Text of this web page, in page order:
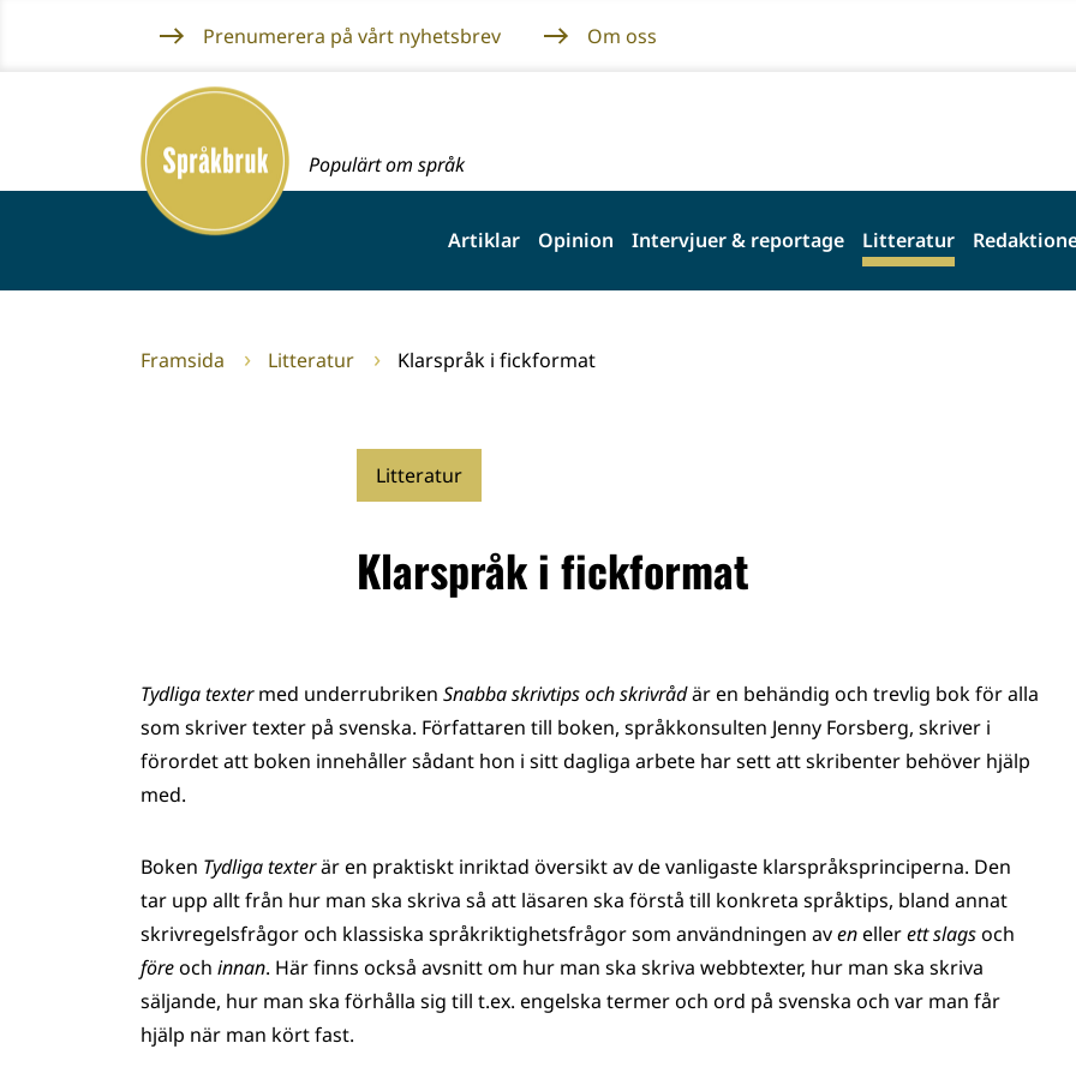
innehållet
Prenumerera på vårt nyhetsbrev Om oss
Framsida
Populärt om språk
Artiklar Opinion Intervjuer & reportage Litteratur
Framsida Litteratur Klarspråk i fickformat
Litteratur
Klarspråk i fickformat
Tydliga textermed underrubriken Snabba skrivtips och skrivrådär en behändig och trevlig bok för alla
som skriver texter på svenska. Författaren till boken, språkkonsulten Jenny Forsberg, skriver i
förordet att boken innehåller sådant hon i sitt dagliga arbete har sett att skribenter behöver hjälp
med.
Boken Tydliga texterär en praktiskt inriktad översikt av de vanligaste klarspråksprinciperna. Den
tar upp allt från hur man ska skriva så att läsaren ska förstå till konkreta språktips, bland annat
skrivregelsfrågor och klassiska språkriktighetsfrågor som användningen avenellerett slagsoch
föreoch innan. Här finns också avsnitt om hur man ska skriva webbtexter, hur man ska skriva
säljande, hur man ska förhålla sig till t.ex. engelska termer och ord på svenska och var man får
hjälp när man kört fast.